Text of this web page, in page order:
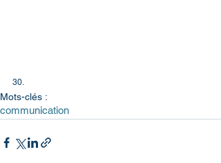
30.
Mots-clés :
communication